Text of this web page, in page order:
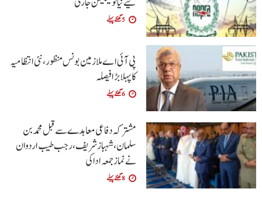
5 گھنٹے پہلے
پی آئی اے ملازمین بونس منظور، نئی انتظامیہ
کا پہلا بڑا فیصلہ
6 گھنٹے پہلے
مشترکہ دفاعی معاہدے سے قبل محمد بن
سلمان، شہباز شریف ، رجب طیب اردوان
نے نماز جمعہ ادا کی
8 گھنٹے پہلے